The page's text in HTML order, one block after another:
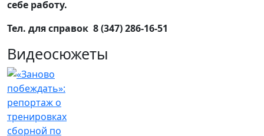
себе работу.
Тел. для справок 8 (347) 286-16-51
Видеосюжеты